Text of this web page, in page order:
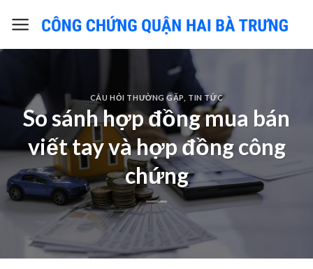
CÂU HỎI THƯỜNG GẶP TIN TỨC
So sánh hợp đồng mua bán
viết tay và hợp đồng công
chứng